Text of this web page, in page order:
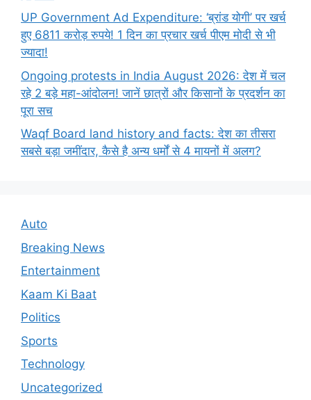
UP Government Ad Expenditure: ‘ब्रांड योगी’ पर खर्च
हुए 6811 करोड़ रुपये! 1 दिन का प्रचार खर्च पीएम मोदी से भी
ज्यादा!
Ongoing protests in India August 2026: देश में चल
रहे 2 बड़े महा-आंदोलन! जानें छात्रों और किसानों के प्रदर्शन का
पूरा सच
Waqf Board land history and facts: देश का तीसरा
सबसे बड़ा जमींदार, कैसे है अन्य धर्मों से 4 मायनों में अलग?
Auto
Breaking News
Entertainment
Kaam Ki Baat
Politics
Sports
Technology
Uncategorized